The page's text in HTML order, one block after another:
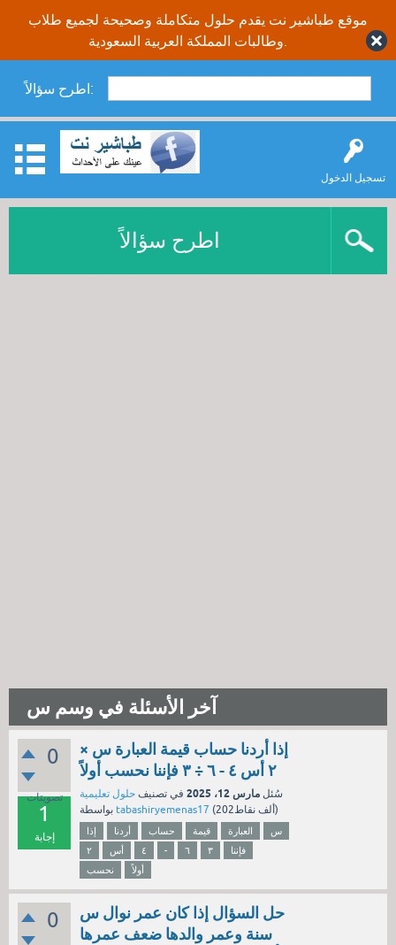
موقع طباشير نت يقدم حلول متكاملة وصحيحة لجميع طلاب
اطرح سؤالاً:
تسجيل الدخول
اطرح سؤالاً
آخر الأسئلة في وسم س
0
تصويتات
1
إجابة
إذا أردنا حساب قيمة العبارة س ×
٢ أس ٤ - ٦ ÷ ٣ فإننا نحسب أولاً
سُئل مارس 12، 2025 في تصنيف حلول تعليمية
tabashiryemenas17 ( 202ألف نقاط)
إذا أردنا حساب قيمة العبارة
س
٢
أس ٤ - ٦ ٣
فإننا
نحسب
أولاً
0
حل السؤال إذا كان عمر نوال س
سنة وعمر والدها ضعف عمرها